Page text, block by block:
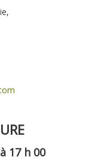
17 h 00